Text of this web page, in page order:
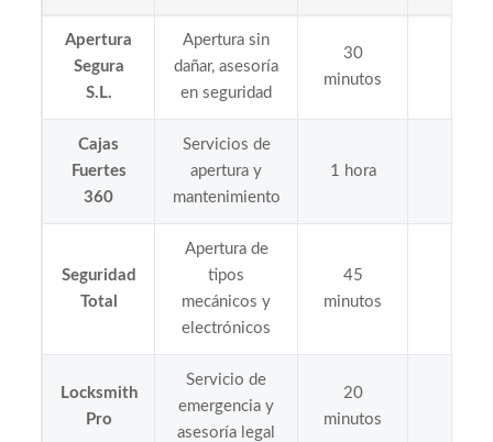
Apertura
Segura
S.L.
Apertura sin
dañar, asesoría
en seguridad
30
minutos
Cajas
Fuertes
360
Servicios de
apertura y
mantenimiento
1 hora
Seguridad
Total
Apertura de
tipos
mecánicos y
electrónicos
45
minutos
Locksmith
Pro
Servicio de
emergencia y
asesoría legal
20
minutos